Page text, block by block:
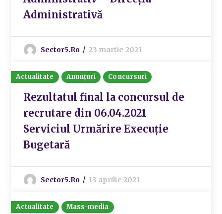
Administrativă
Sector5.ro 23 martie 2021
Actualitate Anunțuri Concursuri
Rezultatul final la concursul de
recrutare din 06.04.2021
Serviciul Urmărire Execuție
Bugetară
Sector5.ro 13 aprilie 2021
Actualitate Mass-media